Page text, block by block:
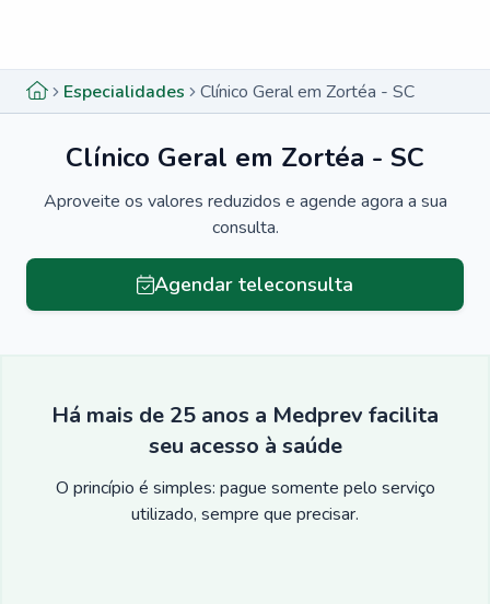
Especialidades Clínico Geral em Zortéa - SC
Clínico Geral em Zortéa - SC
Aproveite os valores reduzidos e agende agora a sua
consulta.
Agendar teleconsulta
Há mais de 25 anos a Medprev facilita
seu acesso à saúde
O princípio é simples: pague somente pelo serviço
utilizado, sempre que precisar.